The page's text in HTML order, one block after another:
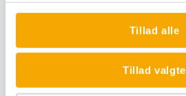
Tillad alle
Tillad valgte